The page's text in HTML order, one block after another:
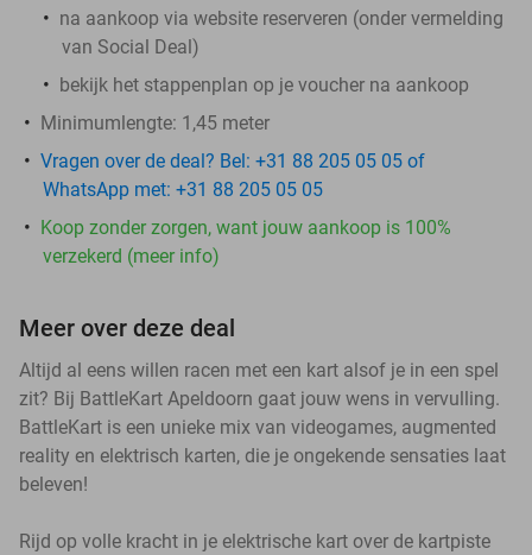
na aankoop via website reserveren (onder vermelding
van Social Deal)
bekijk het stappenplan op je voucher na aankoop
Minimumlengte: 1,45 meter
Vragen over de deal? Bel: +31 88 205 05 05 of
WhatsApp met: +31 88 205 05 05
Koop zonder zorgen, want jouw aankoop is 100%
verzekerd (meer info)
Meer over deze deal
Altijd al eens willen racen met een kart alsof je in een spel
zit? Bij BattleKart Apeldoorn gaat jouw wens in vervulling.
BattleKart is een unieke mix van videogames, augmented
reality en elektrisch karten, die je ongekende sensaties laat
beleven!
Rijd op volle kracht in je elektrische kart over de kartpiste